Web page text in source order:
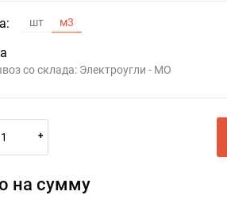
шт м3
со склада: Электроугли - МО
+
на сумму